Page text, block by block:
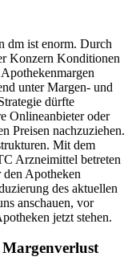
dm ist enorm. Durch
Konzern Konditionen
unter Margen- und
dürfte
Onlineanbieter oder
Preisen nachzuziehen.
Mit dem
Arzneimittel betreten
Apotheken
des aktuellen
anschauen, vor
jetzt stehen.